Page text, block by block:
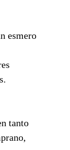
esmero
tanto